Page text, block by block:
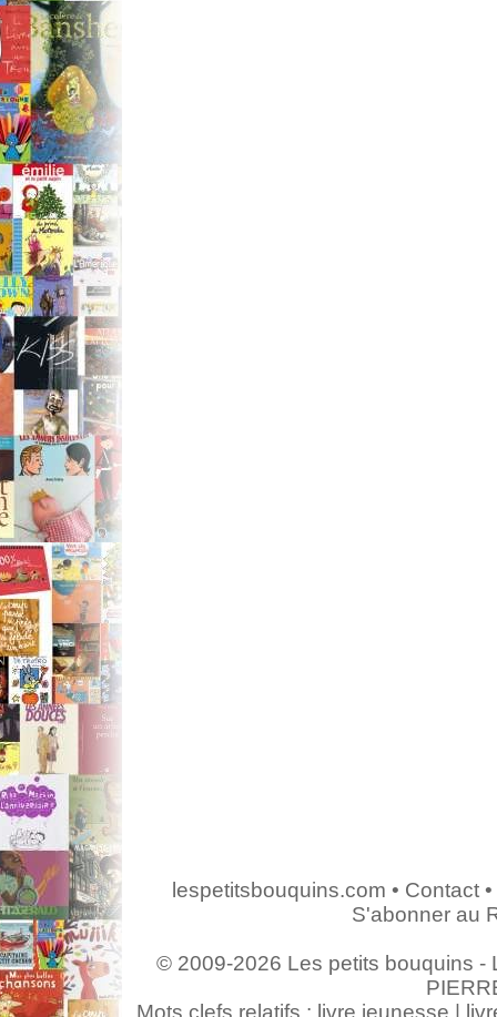
lespetitsbouquins.com • Contact•
S'abonner au
© 2009-2026 Les petits bouquins -
Mots clefs relatifs : livre jeunesse |